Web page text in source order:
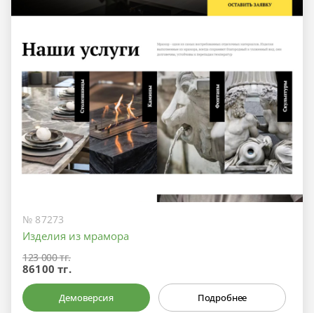
№ 87273
Изделия из мрамора
123 000 тг.
86100 тг.
Демоверсия Подробнее